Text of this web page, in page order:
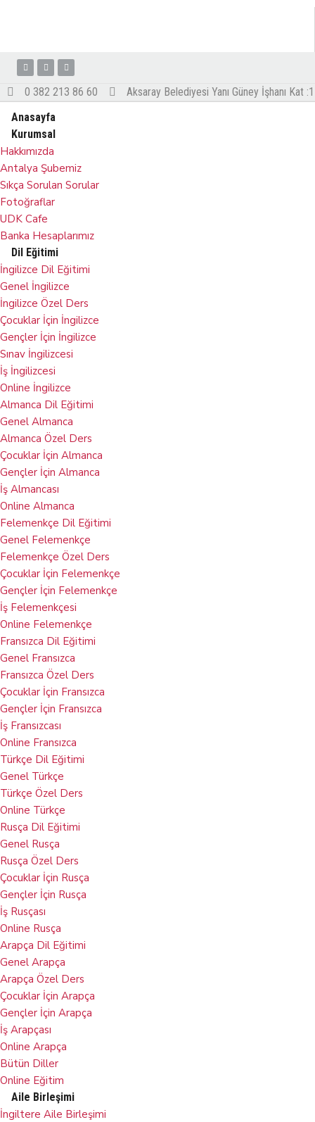
0 382 213 86 60
Aksaray Belediyesi Yanı Güney İşhanı Kat :1
Anasayfa
Kurumsal
Hakkımızda
Antalya Şubemiz
Sıkça Sorulan Sorular
Fotoğraflar
UDK Cafe
Banka Hesaplarımız
Dil Eğitimi
İngilizce Dil Eğitimi
Genel İngilizce
İngilizce Özel Ders
Çocuklar İçin İngilizce
Gençler İçin İngilizce
Sınav İngilizcesi
İş İngilizcesi
Online İngilizce
Almanca Dil Eğitimi
Genel Almanca
Almanca Özel Ders
Çocuklar İçin Almanca
Gençler İçin Almanca
İş Almancası
Online Almanca
Felemenkçe Dil Eğitimi
Genel Felemenkçe​
Felemenkçe Özel Ders
Çocuklar İçin Felemenkçe
Gençler İçin Felemenkçe
İş Felemenkçesi
Online Felemenkçe
Fransızca Dil Eğitimi
Genel Fransızca
Fransızca Özel Ders
Çocuklar İçin Fransızca
Gençler İçin Fransızca
İş Fransızcası
Online Fransızca
Türkçe Dil Eğitimi
Genel Türkçe
Türkçe Özel Ders
Online Türkçe
Rusça Dil Eğitimi
Genel Rusça​
Rusça Özel Ders
Çocuklar İçin Rusça
Gençler İçin Rusça
İş Rusçası
Online Rusça
Arapça Dil Eğitimi
Genel Arapça
Arapça Özel Ders
Çocuklar İçin Arapça
Gençler İçin Arapça
İş Arapçası
Online Arapça
Bütün Diller
Online Eğitim
Aile Birleşimi
İngiltere Aile Birleşimi